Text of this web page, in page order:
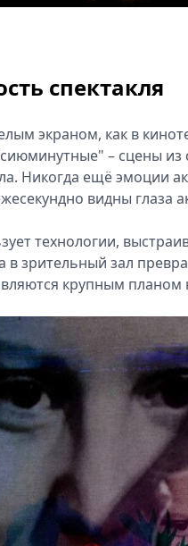
спектакля
экраном, как в
– сцены из
Никогда ещё эмоции
видны глаза
технологии,
в зрительный зал
крупным